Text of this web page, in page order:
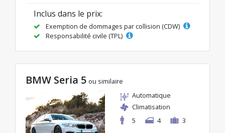
Inclus dans le prix:
Exemption de dommages par collision (CDW)
Responsabilité civile (TPL)
BMW Seria 5 ou similaire
Automatique
Climatisation
5
4 3